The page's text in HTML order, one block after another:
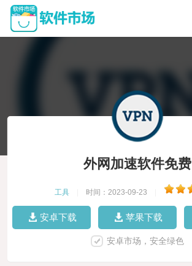
外网加速软件免费
工具 时间：2023-09-23
安卓下载 苹果下载
安卓市场，安全绿色